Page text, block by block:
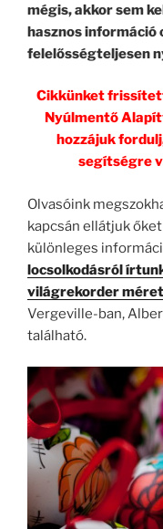
mégis, akkor sem
hasznos információ
felelősségteljesen
Cikkünket
Nyúlmentő
hozzájuk
segítségre
Olvasóink
kapcsán ellátjuk
különleges
locsolkodásról
világrekorder
Vergeville-ban,
található.